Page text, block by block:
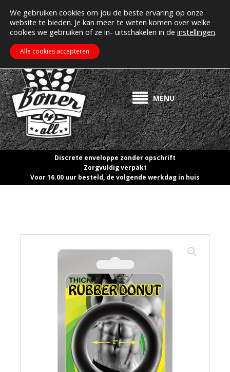
Erectiepillen kopen bij boner4all.nl MIJN ACCOUNT
>> Gratis verzending vanaf €50! <<
ZOEKEN WINKELWAGEN €0.00
MENU
Discrete enveloppe zonder opschrift
Zorgvuldig verpakt
Voor 16.00 uur besteld, de volgende werkdag in huis
We gebruiken cookies om jou de beste ervaring op onze
website te bieden. Je kan meer te weten komen over welke
cookies we gebruiken of ze in- uitschakelen in de instellingen.
Alle cookies accepteren